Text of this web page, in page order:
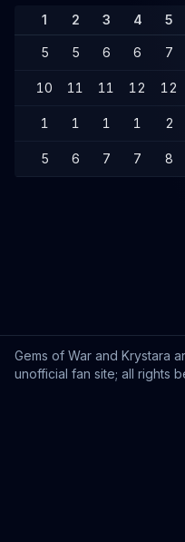
1 2 3 4 5
5 5 6 6 7
10 11 11 12 12
1 1 1 1 2
5 6 7 7 8
Gems of War and Krystara
unofficial fan site; all rights